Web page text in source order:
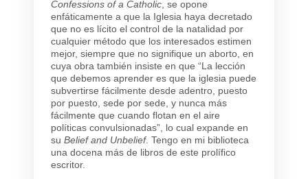
Confessions of a Catholic, se opone
enfáticamente a que la Iglesia haya decretado
que no es lícito el control de la natalidad por
cualquier método que los interesados estimen
mejor, siempre que no signifique un aborto, en
cuya obra también insiste en que “La lección
que debemos aprender es que la iglesia puede
subvertirse fácilmente desde adentro, puesto
por puesto, sede por sede, y nunca más
fácilmente que cuando flotan en el aire
políticas convulsionadas”, lo cual expande en
su Belief and Unbelief. Tengo en mi biblioteca
una docena más de libros de este prolífico
escritor.